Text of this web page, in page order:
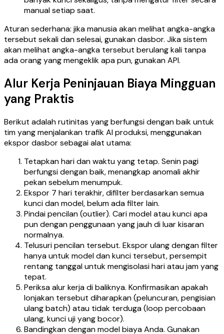
manual setiap saat.
Aturan sederhana: jika manusia akan melihat angka-angka
tersebut sekali dan selesai, gunakan dasbor. Jika sistem
akan melihat angka-angka tersebut berulang kali tanpa
ada orang yang mengeklik apa pun, gunakan API.
Alur Kerja Peninjauan Biaya Mingguan
yang Praktis
Berikut adalah rutinitas yang berfungsi dengan baik untuk
tim yang menjalankan trafik AI produksi, menggunakan
ekspor dasbor sebagai alat utama:
Tetapkan hari dan waktu yang tetap. Senin pagi
berfungsi dengan baik, menangkap anomali akhir
pekan sebelum menumpuk.
Ekspor 7 hari terakhir, difilter berdasarkan semua
kunci dan model, belum ada filter lain.
Pindai pencilan (outlier). Cari model atau kunci apa
pun dengan penggunaan yang jauh di luar kisaran
normalnya.
Telusuri pencilan tersebut. Ekspor ulang dengan filter
hanya untuk model dan kunci tersebut, persempit
rentang tanggal untuk mengisolasi hari atau jam yang
tepat.
Periksa alur kerja di baliknya. Konfirmasikan apakah
lonjakan tersebut diharapkan (peluncuran, pengisian
ulang batch) atau tidak terduga (loop percobaan
ulang, kunci uji yang bocor).
Bandingkan dengan model biaya Anda. Gunakan